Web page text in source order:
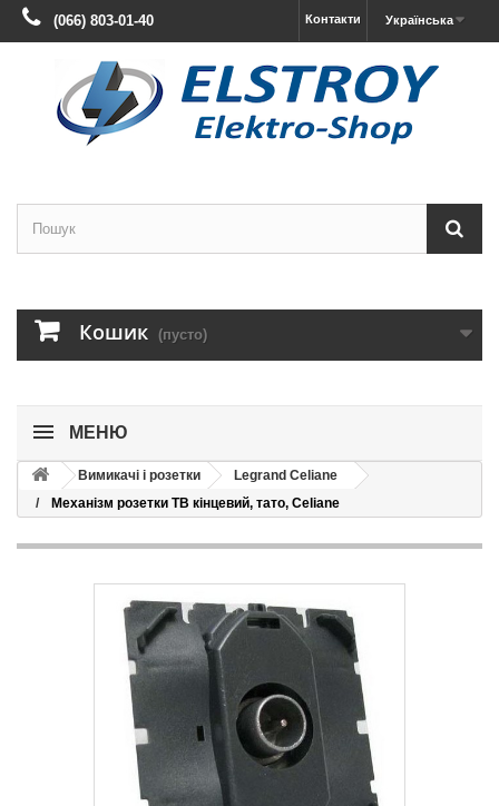
Українська
Контакти
(066) 803-01-40
Кошик (пусто)
МЕНЮ
Вимикачі і розетки
Legrand Celiane
Механізм розетки ТВ кінцевий, тато, Celiane